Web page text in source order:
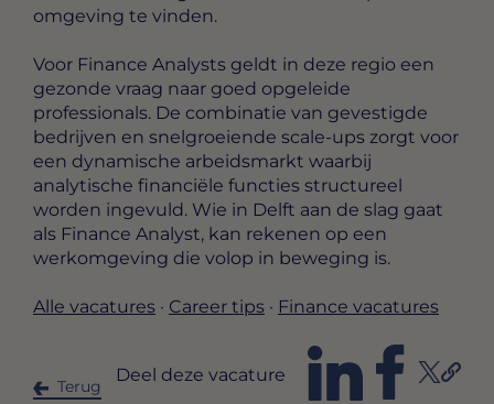
omgeving te vinden.
Voor Finance Analysts geldt in deze regio een
gezonde vraag naar goed opgeleide
professionals. De combinatie van gevestigde
bedrijven en snelgroeiende scale-ups zorgt voor
een dynamische arbeidsmarkt waarbij
analytische financiële functies structureel
worden ingevuld. Wie in Delft aan de slag gaat
als Finance Analyst, kan rekenen op een
werkomgeving die volop in beweging is.
Alle vacatures · Career tips · Finance vacatures
Terug
Deel deze vacature